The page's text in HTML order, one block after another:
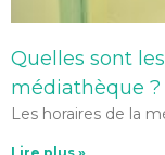
Quelles sont
médiathèque ?
Les horaires de la